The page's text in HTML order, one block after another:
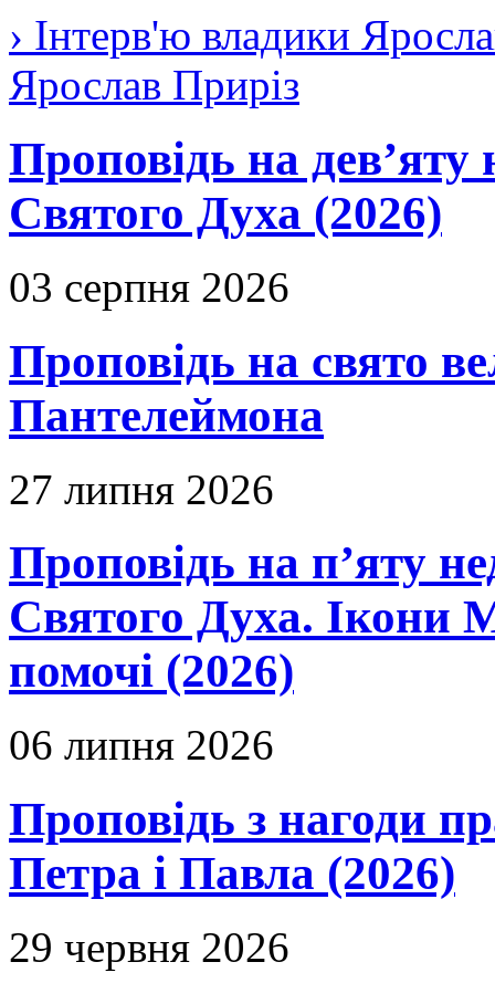
› Інтерв'ю владики
Ярослав Приріз
Проповідь на дев’яту
Святого Духа (2026)
03 серпня 2026
Проповідь на свято
Пантелеймона
27 липня 2026
Проповідь на п’яту
Святого Духа. Ікони
помочі (2026)
06 липня 2026
Проповідь з нагоди
Петра і Павла (2026)
29 червня 2026